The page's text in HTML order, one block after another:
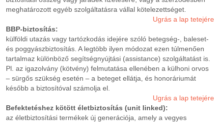
meghatározott egyéb szolgáltatásra vállal kötelezettséget.
Ugrás a lap tetejére
BBP-biztosítás:
külföldi utazás vagy tartózkodás idejére szóló betegség-, baleset-
és poggyászbiztosítás. A legtöbb ilyen módozat ezen túlmenően
tartalmaz különböző segítségnyújtási (assistance) szolgáltatást is.
Pl. az igazolvány (kötvény) felmutatása ellenében a külhoni orvos
– sürgős szükség esetén – a beteget ellátja, és honoráriumát
később a biztosítóval számolja el.
Ugrás a lap tetejére
Befektetéshez kötött életbiztosítás (unit linked):
az életbiztosítási termékek új generációja, amely a vegyes